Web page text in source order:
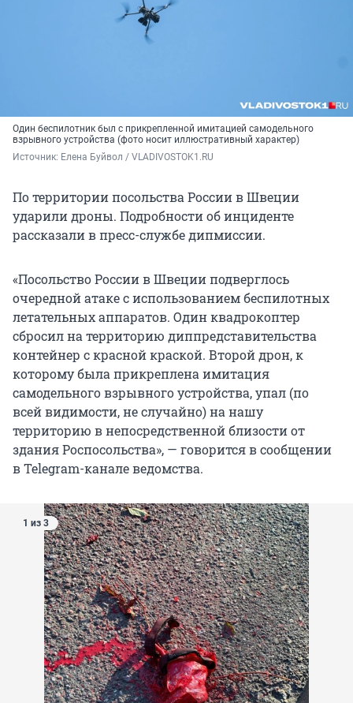
Один беспилотник был с прикрепленной имитацией самодельного
взрывного устройства (фото носит иллюстративный характер)
Источник: Елена Буйвол / VLADIVOSTOK1.RU
По территории посольства России в Швеции
ударили дроны. Подробности об инциденте
рассказали в пресс-службе дипмиссии.
«Посольство России в Швеции подверглось
очередной атаке с использованием беспилотных
летательных аппаратов. Один квадрокоптер
сбросил на территорию диппредставительства
контейнер с красной краской. Второй дрон, к
которому была прикреплена имитация
самодельного взрывного устройства, упал (по
всей видимости, не случайно) на нашу
территорию в непосредственной близости от
здания Роспосольства», — говорится в сообщении
в Telegram-канале ведомства.
1 из 3